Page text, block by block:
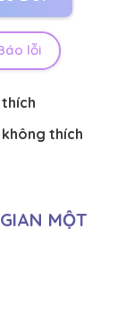
lỗi
thích
không thích
MỘT